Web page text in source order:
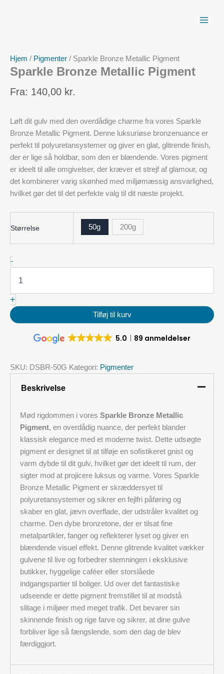
Hjem / Pigmenter / Sparkle Bronze Metallic Pigment
Sparkle Bronze Metallic Pigment
Fra: 140,00 kr.
Løft dit gulv med den overdådige charme fra vores Sparkle
Bronze Metallic Pigment. Denne luksuriøse bronzenuance er
perfekt til polyuretansystemer og giver en glat, glitrende finish,
der er lige så holdbar, som den er blændende. Vores pigment
er ideelt til alle omgivelser, der kræver et strejf af glamour, og
det kombinerer varig skønhed med miljømæssig ansvarlighed,
hvilket gør det til det perfekte valg til dit næste projekt.
Størrelse 50g 200g
-Sparkle
Bronze
Metallic
mængde
+
Tilføj til kurv
5.0 89 anmeldelser
SKU: DSBR-50G Kategori: Pigmenter
Beskrivelse
Mød rigdommen i vores Sparkle Bronze Metallic
Pigment, en overdådig nuance, der perfekt blander
klassisk elegance med et moderne twist. Dette udsøgte
pigment er designet til at tilføje en sofistikeret gnist og
varm dybde til dit gulv, hvilket gør det ideelt til rum, der
sigter mod at projicere luksus og varme. Vores Sparkle
Bronze Metallic Pigment er skræddersyet til
polyuretansystemer og sikrer en fejlfri påføring og
skaber en glat, jævn overflade, der udstråler kvalitet og
charme. Den dybe bronzetone, der er tilsat fine
metalpartikler, fanger og reflekterer lyset og giver en
blændende visuel effekt. Denne glitrende kvalitet vækker
gulvene til live og forbedrer stemningen i eksklusive
butikker, hyggelige caféer eller storslåede
indgangspartier til boliger. Ud over det fantastiske
udseende er dette pigment fremstillet til at modstå
slitage i miljøer med meget trafik. Det bevarer sin
skinnende finish og rige farve og sikrer, at dine gulve
forbliver lige så fængslende, som den dag de blev
færdiggjort.